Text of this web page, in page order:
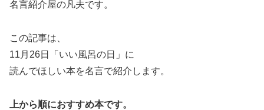
名言紹介屋の凡夫です。
この記事は、
11月26日「いい風呂の日」に
読んでほしい本を名言で紹介します。
上から順におすすめ本です。